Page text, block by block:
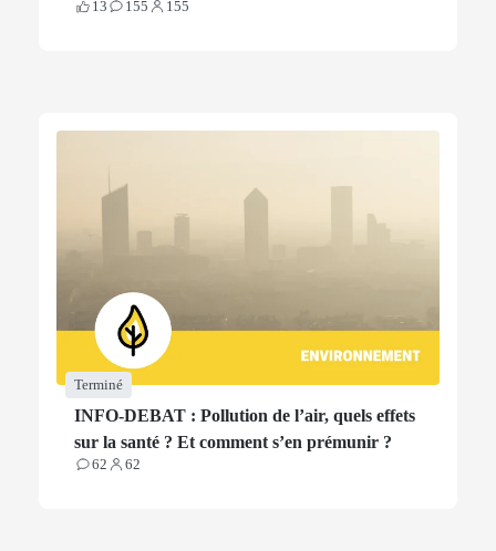
13
Votes 155
Contributions
155
Participants
Terminé
INFO-DEBAT : Pollution de l’air, quels effets
sur la santé ? Et comment s’en prémunir ?
62
Contributions
62
Participants